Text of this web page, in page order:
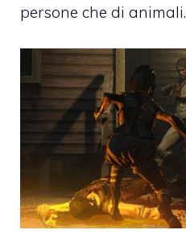
persone che di animali.